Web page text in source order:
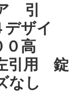
引
ザイ
０高
引用 錠
なし